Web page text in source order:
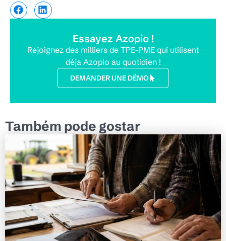
Essayez Azopio !
Rejoignez des milliers de TPE-PME qui utilisent
déja Azopio au quotidien !
DEMANDER UNE DÉMO
Também pode gostar